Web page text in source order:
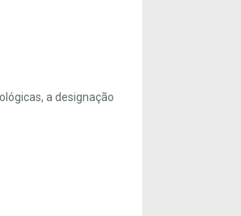
a designação